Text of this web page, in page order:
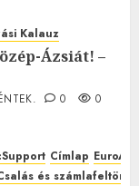
Kalauz
Ázsiát! –
0 0
Címlap
és